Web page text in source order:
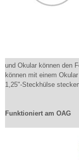
und Okular können den
können mit einem
1,25"-Steckhülse
Funktioniert am OAG